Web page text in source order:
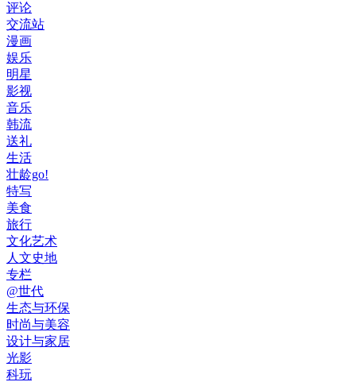
评论
交流站
漫画
娱乐
明星
影视
音乐
韩流
送礼
生活
壮龄go!
特写
美食
旅行
文化艺术
人文史地
专栏
@世代
生态与环保
时尚与美容
设计与家居
光影
科玩